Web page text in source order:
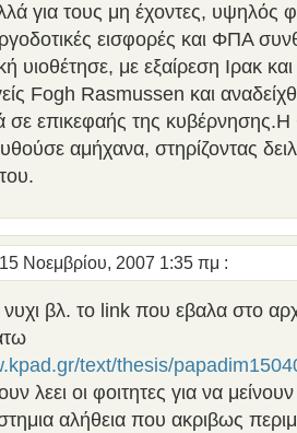
για τους μη έχοντες, υψηλός
εισφορές και ΦΠΑ
υιοθέτησε, με εξαίρεση Ιρακ
Fogh Rasmussen και
σε επικεφαής της
αμήχανα, στηρίζοντας
15 Νοεμβρίου, 2007 1:35 πμ :
νυχι βλ. το link που εβαλα στο
text/thesis/
λεει οι φοιτητες για να
αλήθεια που ακριβως